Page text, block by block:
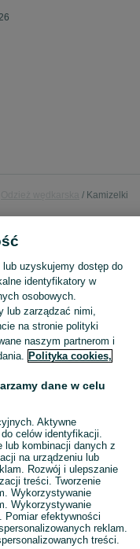
Kamizelki
Zobacz
uzyskujemy dostęp do
identyfikatory w
osobowych.
lub zarządzać nimi,
na stronie polityki
naszym partnerom i
Polityka cookies,
dane w celu
Aktywne
celów identyfikacji.
lub kombinacji danych z
na urządzeniu lub
Rozwój i ulepszanie
treści. Tworzenie
Wykorzystywanie
Wykorzystywanie
Pomiar efektywności
reklam.
treści.